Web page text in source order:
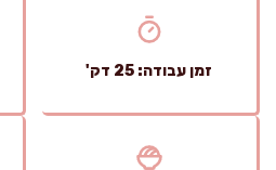
זמן עבודה: 25 דק'